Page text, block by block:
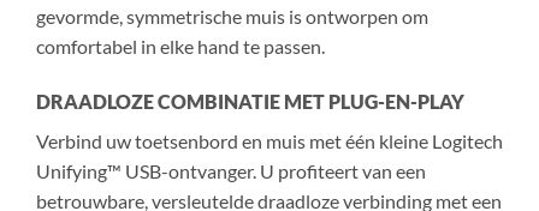
gevormde, symmetrische muis is ontworpen om
comfortabel in elke hand te passen.
DRAADLOZE COMBINATIE MET PLUG-EN-PLAY
Verbind uw toetsenbord en muis met één kleine Logitech
Unifying™ USB-ontvanger. U profiteert van een
betrouwbare, versleutelde draadloze verbinding met een